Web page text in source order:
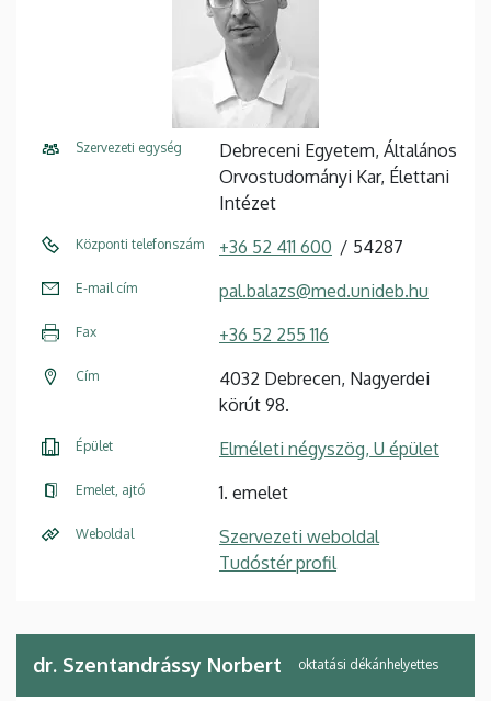
Szervezeti egység
Debreceni Egyetem, Általános
Orvostudományi Kar, Élettani
Intézet
Központi telefonszám +36 52 411 600 54287
E-mail cím pal.balazs@med.unideb.hu
Fax +36 52 255 116
Cím
4032 Debrecen, Nagyerdei
körút 98.
Épület Elméleti négyszög, U épület
Emelet, ajtó 1. emelet
Weboldal
Szervezeti weboldal
Tudóstér profil
dr. Szentandrássy Norbert oktatási dékánhelyettes